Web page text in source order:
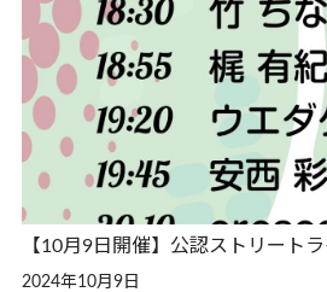
【10月9日開催】公認ストリートラ
2024年10月9日